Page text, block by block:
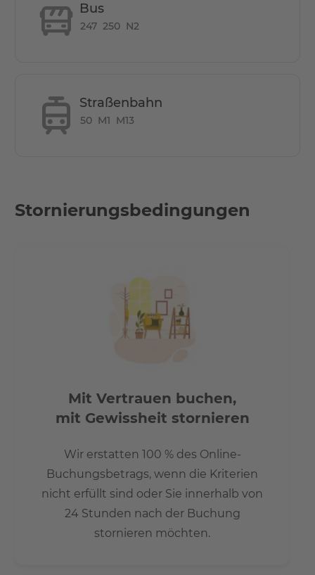
an die Fernverkehrsstraßen sind nicht weit entfernt.
Bus
247 250 N2
Straßenbahn
50 M1 M13
Stornierungsbedingungen
Mit Vertrauen buchen,
mit Gewissheit stornieren
Wir erstatten 100 % des Online-
Buchungsbetrags, wenn die Kriterien
nicht erfüllt sind oder Sie innerhalb von
24 Stunden nach der Buchung
stornieren möchten.